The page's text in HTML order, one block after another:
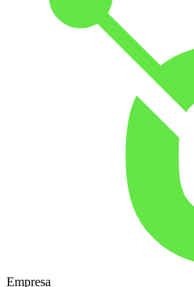
Empresa